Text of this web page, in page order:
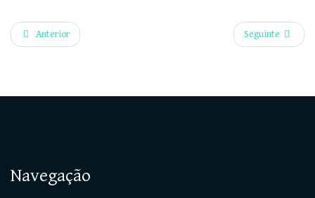
Anterior Seguinte
Navegação